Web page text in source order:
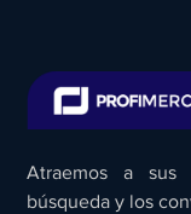
Atraemos a sus
búsqueda y los